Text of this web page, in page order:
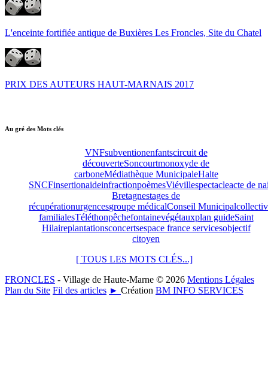
L'enceinte fortifiée antique de Buxières Les Froncles, Site du Chatel
PRIX DES AUTEURS HAUT-MARNAIS 2017
Au gré des Mots clés
VNFsubventionenfantscircuit de
découverteSoncourtmonoxyde de
carboneMédiathèque MunicipaleHalte
SNCFinsertionaideinfractionpoèmesViévillespectacleacte de
Bretagnestages de
récupérationurgencesgroupe médicalConseil Municipal
familialesTéléthonpêchefontainevégétauxplan guideSaint
Hilaireplantationsconcertsespace france servicesobjectif
citoyen
[ TOUS LES MOTS CLÉS...]
FRONCLES - Village de Haute-Marne © 2026 Mentions Légales
Plan du Site Fil des articles ► Création BM INFO SERVICES